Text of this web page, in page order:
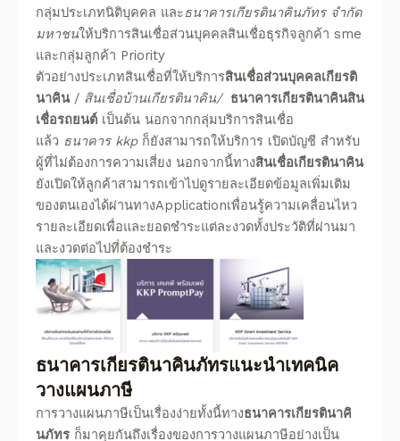
กลุ่มประเภทนิติบุคคล และธนาคารเกียรตินาคินภัทร จํากัด
มหาชนให้บริการสินเชื่อส่วนบุคคลสินเชื่อธุรกิจลูกค้า sme
และกลุ่มลูกค้า Priority
ตัวอย่างประเภทสินเชื่อที่ให้บริการสินเชื่อส่วนบุคคลเกียรติ
นาคิน/ สินเชื่อบ้านเกียรตินาคิน/
ธนาคารเกียรตินาคินสิน
เชื่อรถยนต์ เป็นต้น นอกจากกลุ่มบริการสินเชื่อ
แล้ว ธนาคาร kkpก็ยังสามารถให้บริการ เปิดบัญชี สำหรับ
ผู้ที่ไม่ต้องการความเสี่ยง นอกจากนี้ทางสินเชื่อเกียรตินาคิน
ยังเปิดให้ลูกค้าสามารถเข้าไปดูรายละเอียดข้อมูลเพิ่มเติม
ของตนเองได้ผ่านทางApplicationเพื่อนรู้ความเคลื่อนไหว
รายละเอียดเพื่อและยอดชำระแต่ละงวดทั้งประวัติที่ผ่านมา
และงวดต่อไปที่ต้องชำระ
ธนาคารเกียรตินาคินภัทรแนะนำเทคนิค
วางแผนภาษี
การวางแผนภาษีเป็นเรื่องง่ายทั้งนี้ทางธนาคารเกียรตินาคิ
นภัทร ก็มาคุยกันถึงเรื่องของการวางแผนภาษีอย่างเป็น